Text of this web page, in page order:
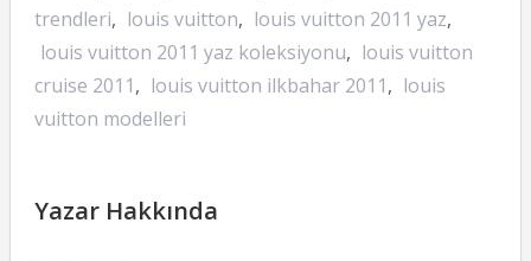
trendleri, louis vuitton, louis vuitton 2011 yaz,
louis vuitton 2011 yaz koleksiyonu, louis vuitton
cruise 2011, louis vuitton ilkbahar 2011, louis
vuitton modelleri
Yazar Hakkında